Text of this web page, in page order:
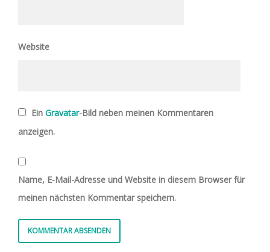
Website
Ein Gravatar-Bild neben meinen Kommentaren
anzeigen.
Name, E-Mail-Adresse und Website in diesem Browser für
meinen nächsten Kommentar speichern.